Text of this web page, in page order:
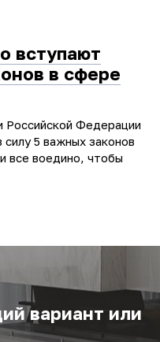
вступают
в сфере
Российской Федерации
силу 5 важных законов
все воедино, чтобы
вариант или